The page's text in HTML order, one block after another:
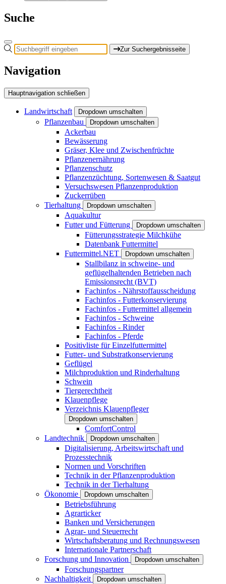
Suche
Zur Suchergebnisseite
Navigation
Hauptnavigation schließen
Landwirtschaft Dropdown umschalten
Pflanzenbau Dropdown umschalten
Ackerbau
Bewässerung
Gräser, Klee und Zwischenfrüchte
Pflanzenernährung
Pflanzenschutz
Pflanzenzüchtung, Sortenwesen & Saatgut
Versuchswesen Pflanzenproduktion
Zuckerrüben
Tierhaltung
Dropdown umschalten
Aquakultur
Futter und Fütterung
Dropdown umschalten
Fütterungsstrategie Milchkühe
Datenbank Futtermittel
Futtermittel.NET
Dropdown umschalten
Stallbilanz in schweine- und
geflügelhaltenden Betrieben nach
Emissionsrecht (BVT)
Fachinfos - Nährstoffausscheidung
Fachinfos - Futterkonservierung
Fachinfos - Futtermittel allgemein
Fachinfos - Schweine
Fachinfos - Rinder
Fachinfos - Pferde
Positivliste für Einzelfuttermittel
Futter- und Substratkonservierung
Geflügel
Milchproduktion und Rinderhaltung
Schwein
Tiergerechtheit
Klauenpflege
Verzeichnis Klauenpfleger
Dropdown umschalten
ComfortControl
Landtechnik
Dropdown umschalten
Digitalisierung, Arbeitswirtschaft und
Prozesstechnik
Normen und Vorschriften
Technik in der Pflanzenproduktion
Technik in der Tierhaltung
Ökonomie
Dropdown umschalten
Betriebsführung
Agrarticker
Banken und Versicherungen
Agrar- und Steuerrecht
Wirtschaftsberatung und Rechnungswesen
Internationale Partnerschaft
Forschung und Innovation
Dropdown umschalten
Forschungspartner
Nachhaltigkeit
Dropdown umschalten